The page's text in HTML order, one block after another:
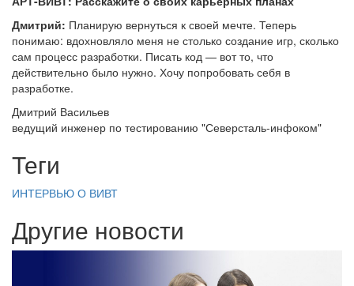
Дмитрий: Планирую вернуться к своей мечте. Теперь
понимаю: вдохновляло меня не столько создание игр, сколько
сам процесс разработки. Писать код — вот то, что
действительно было нужно. Хочу попробовать себя в
разработке.
Дмитрий Васильев
ведущий инженер по тестированию "Северсталь-инфоком"
Теги
ИНТЕРВЬЮ О ВИВТ
Другие новости